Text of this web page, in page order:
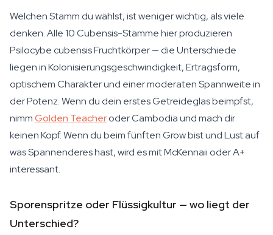
Welchen Stamm du wählst, ist weniger wichtig, als viele
denken. Alle 10 Cubensis-Stämme hier produzieren
Psilocybe cubensis Fruchtkörper — die Unterschiede
liegen in Kolonisierungsgeschwindigkeit, Ertragsform,
optischem Charakter und einer moderaten Spannweite in
der Potenz. Wenn du dein erstes Getreideglas beimpfst,
nimmGolden Teacheroder Cambodia und mach dir
keinen Kopf. Wenn du beim fünften Grow bist und Lust auf
was Spannenderes hast, wird es mit McKennaii oder A+
interessant.
Sporenspritze oder Flüssigkultur — wo liegt der
Unterschied?